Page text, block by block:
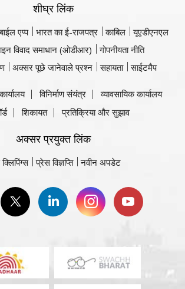
शीघ्र लिंक
एप्प भारत का ई-राजपत्र काबिल
यूएडीएनएल
विवाद समाधान (ओडीआर)
गोपनीयता नीति
अक्सर पूछे जानेवाले प्रश्न सहायता साईटमैप
विनिर्माण संयंत्र
व्यावसायिक कार्यालय
शिकायत प्रतिक्रिया और सुझाव
अक्सर प्रयुक्त लिंक
प्रेस विज्ञप्ति नवीन अपडेट